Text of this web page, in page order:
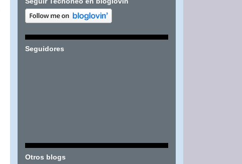
Seguidores
Otros blogs